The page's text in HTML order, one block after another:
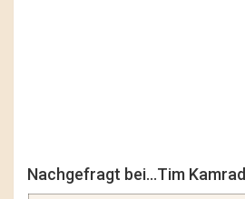
Nachgefragt bei…Tim Kamrad